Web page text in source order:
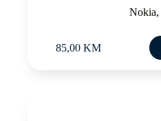
Nokia,
85,00 KM